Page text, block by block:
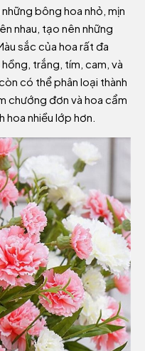
bông hoa nhỏ, mịn
nhau, tạo nên những
sắc của hoa rất đa
trắng, tím, cam, và
có thể phân loại thành
chướng đơn và hoa cẩm
nhiều lớp hơn.